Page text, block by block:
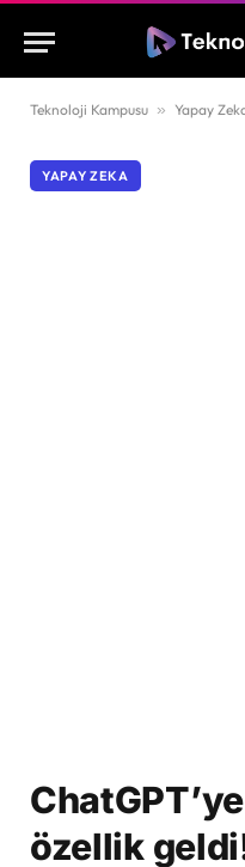
Teknoloji Kampusu » Yapay
YAPAY ZEKA
özellik